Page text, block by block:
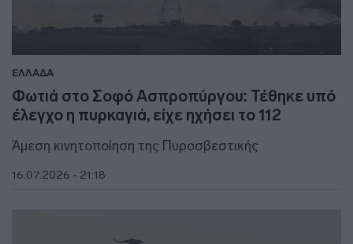
ΕΛΛΑΔΑ
Φωτιά στο Σοφό Ασπροπύργου: Τέθηκε υπό
έλεγχο η πυρκαγιά, είχε ηχήσει το 112
Άμεση κινητοποίηση της Πυροσβεστικής
16.07.2026 - 21:18